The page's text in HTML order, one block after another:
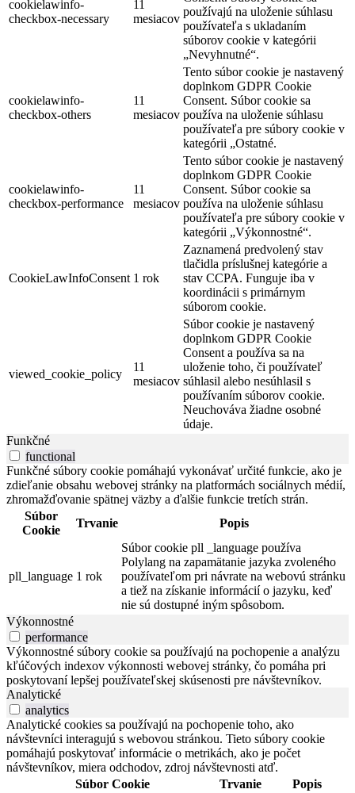
cookielawinfo-
checkbox-necessary
11
mesiacov
používajú na uloženie súhlasu
používateľa s ukladaním
súborov cookie v kategórii
„Nevyhnutné“.
cookielawinfo-
checkbox-others
11
mesiacov
Tento súbor cookie je nastavený
doplnkom GDPR Cookie
Consent. Súbor cookie sa
používa na uloženie súhlasu
používateľa pre súbory cookie v
kategórii „Ostatné.
cookielawinfo-
checkbox-performance
11
mesiacov
Tento súbor cookie je nastavený
doplnkom GDPR Cookie
Consent. Súbor cookie sa
používa na uloženie súhlasu
používateľa pre súbory cookie v
kategórii „Výkonnostné“.
CookieLawInfoConsent 1 rok
Zaznamená predvolený stav
tlačidla príslušnej kategórie a
stav CCPA. Funguje iba v
koordinácii s primárnym
súborom cookie.
viewed_cookie_policy
11
mesiacov
Súbor cookie je nastavený
doplnkom GDPR Cookie
Consent a používa sa na
uloženie toho, či používateľ
súhlasil alebo nesúhlasil s
používaním súborov cookie.
Neuchováva žiadne osobné
údaje.
Funkčné
functional
Funkčné súbory cookie pomáhajú vykonávať určité funkcie, ako je
zdieľanie obsahu webovej stránky na platformách sociálnych médií,
zhromažďovanie spätnej väzby a ďalšie funkcie tretích strán.
Súbor
Cookie
Trvanie Popis
pll_language 1 rok
Súbor cookie pll _language používa
Polylang na zapamätanie jazyka zvoleného
používateľom pri návrate na webovú stránku
a tiež na získanie informácií o jazyku, keď
nie sú dostupné iným spôsobom.
Výkonnostné
performance
Výkonnostné súbory cookie sa používajú na pochopenie a analýzu
kľúčových indexov výkonnosti webovej stránky, čo pomáha pri
poskytovaní lepšej používateľskej skúsenosti pre návštevníkov.
Analytické
analytics
Analytické cookies sa používajú na pochopenie toho, ako
návštevníci interagujú s webovou stránkou. Tieto súbory cookie
pomáhajú poskytovať informácie o metrikách, ako je počet
návštevníkov, miera odchodov, zdroj návštevnosti atď.
Súbor Cookie
Trvanie Popis